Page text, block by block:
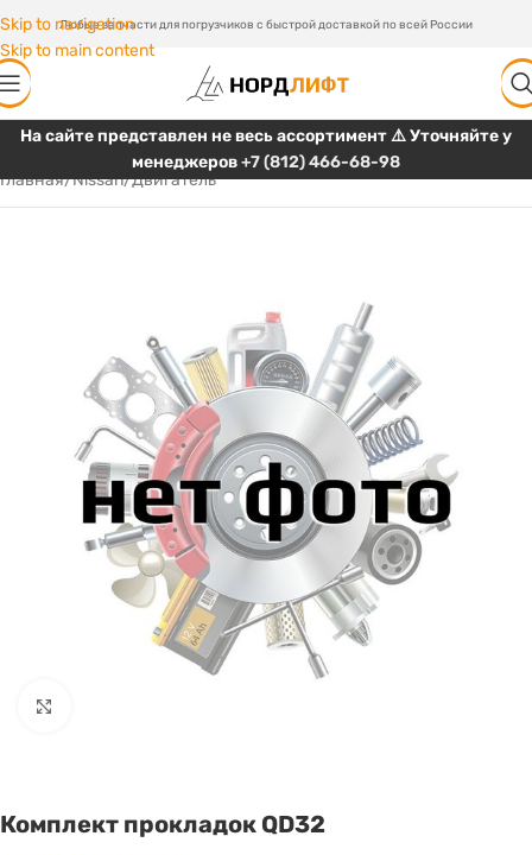
Skip to navigation
Skip to main content
Любые запчасти для погрузчиков с быстрой доставкой по всей России
На сайте представлен не весь ассортимент ⚠️ Уточняйте у
менеджеров+7 (812) 466-68-98
Главная/Nissan/Двигатель
Комплект прокладок QD32